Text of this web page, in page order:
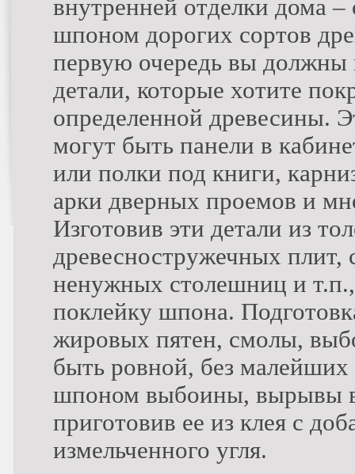
внутренней отделки дома –
шпоном дорогих сортов
первую очередь вы должны
детали, которые хотите
определенной древесины.
могут быть панели в
или полки под книги,
арки дверных проемов и
Изготовив эти детали из
древесностружечных
ненужных столешниц и
поклейку шпона.
жировых пятен, смолы,
быть ровной, без
шпоном выбоины, вырывы
приготовив ее из клея с
измельченного угля.